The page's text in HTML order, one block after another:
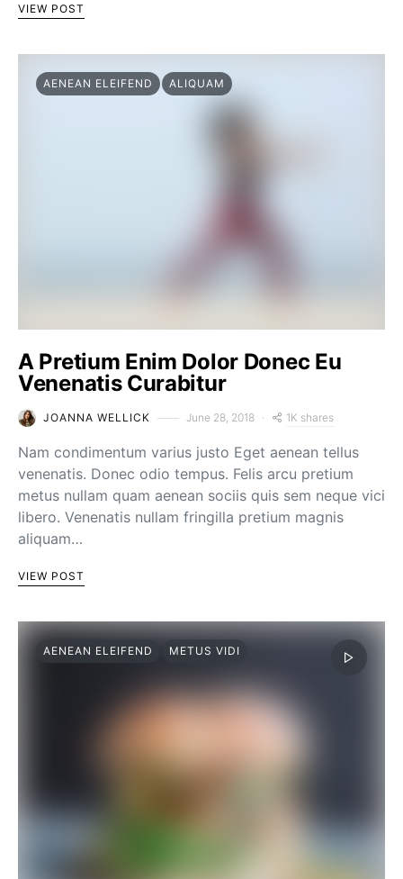
VIEW POST
AENEAN ELEIFEND ALIQUAM
A Pretium Enim Dolor Donec Eu
Venenatis Curabitur
JOANNA WELLICK June 28, 2018 1K shares
Nam condimentum varius justo Eget aenean tellus
venenatis. Donec odio tempus. Felis arcu pretium
metus nullam quam aenean sociis quis sem neque vici
libero. Venenatis nullam fringilla pretium magnis
aliquam…
VIEW POST
AENEAN ELEIFEND METUS VIDI